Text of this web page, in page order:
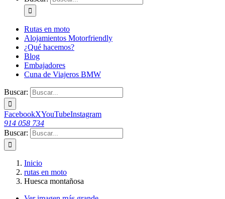
Rutas en moto
Alojamientos Motorfriendly
¿Qué hacemos?
Blog
Embajadores
Cuna de Viajeros BMW
Buscar:
FacebookXYouTubeInstagram
914 058 734
Buscar:
Inicio
rutas en moto
Huesca montañosa